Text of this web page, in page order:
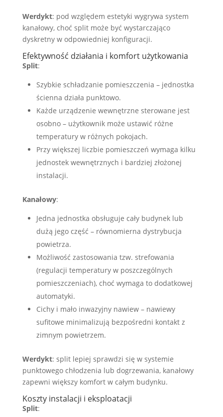
Werdykt: pod względem estetyki wygrywa system
kanałowy, choć split może być wystarczająco
dyskretny w odpowiedniej konfiguracji.
Efektywność działania i komfort użytkowania
Split:
Szybkie schładzanie pomieszczenia – jednostka
ścienna działa punktowo.
Każde urządzenie wewnętrzne sterowane jest
osobno – użytkownik może ustawić różne
temperatury w różnych pokojach.
Przy większej liczbie pomieszczeń wymaga kilku
jednostek wewnętrznych i bardziej złożonej
instalacji.
Kanałowy:
Jedna jednostka obsługuje cały budynek lub
dużą jego część – równomierna dystrybucja
powietrza.
Możliwość zastosowania tzw. strefowania
(regulacji temperatury w poszczególnych
pomieszczeniach), choć wymaga to dodatkowej
automatyki.
Cichy i mało inwazyjny nawiew – nawiewy
sufitowe minimalizują bezpośredni kontakt z
zimnym powietrzem.
Werdykt: split lepiej sprawdzi się w systemie
punktowego chłodzenia lub dogrzewania, kanałowy
zapewni większy komfort w całym budynku.
Koszty instalacji i eksploatacji
Split: